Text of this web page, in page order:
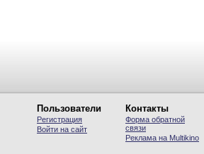
Пользователи
Регистрация
Войти на сайт
Контакты
Форма обратной
связи
Реклама на Multikino